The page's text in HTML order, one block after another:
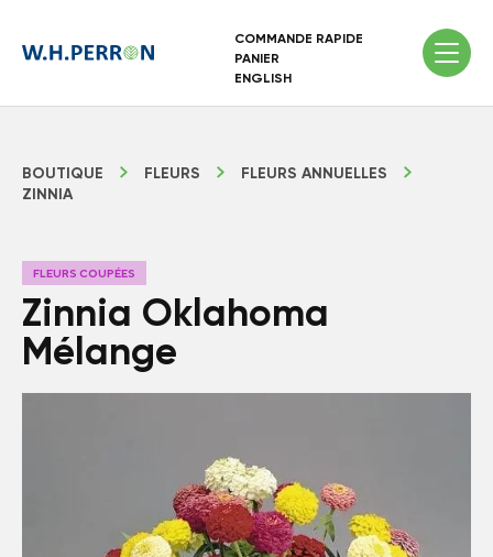
COMMANDE RAPIDE
PANIER
ENGLISH
BOUTIQUE FLEURS
FLEURS ANNUELLES
ZINNIA
FLEURS COUPÉES
Zinnia Oklahoma
Mélange